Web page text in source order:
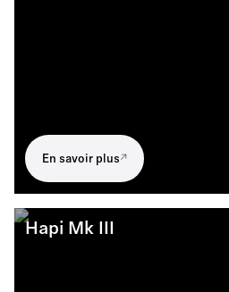
En savoir plus
Hapi Mk III